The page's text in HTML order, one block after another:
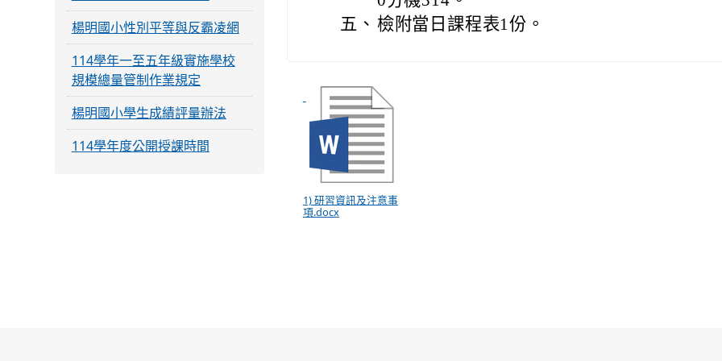
五、 檢附當日課程表1份。
1) 研習資訊及注意事
項.docx
楊明國小性別平等與反霸凌網
114學年一至五年級實施學校
規模總量管制作業規定
楊明國小學生成績評量辦法
114學年度公開授課時間